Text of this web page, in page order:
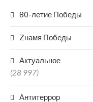
80-летие Победы
Zнамя Победы
Актуальное
(28 997)
Антитеррор